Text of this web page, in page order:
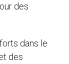
des
dans le
des